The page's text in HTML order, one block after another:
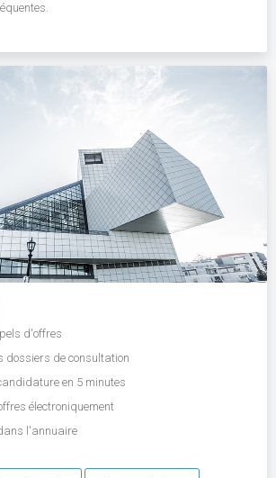
d'offres
dossiers de consultation
en 5 minutes
électroniquement
l'annuaire